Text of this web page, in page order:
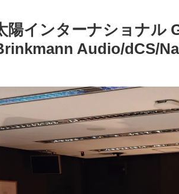
陽インターナショナル
Audio/dCS/